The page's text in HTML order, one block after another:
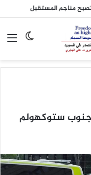
مناجم المستقبل
الوضع
ستوكهولم